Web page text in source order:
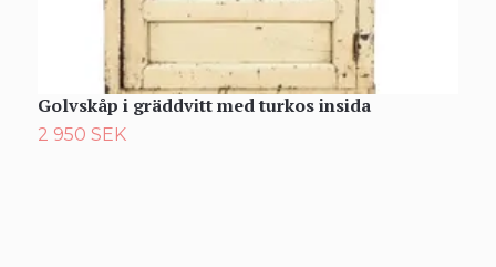
Golvskåp i gräddvitt med turkos insida
2 950 SEK